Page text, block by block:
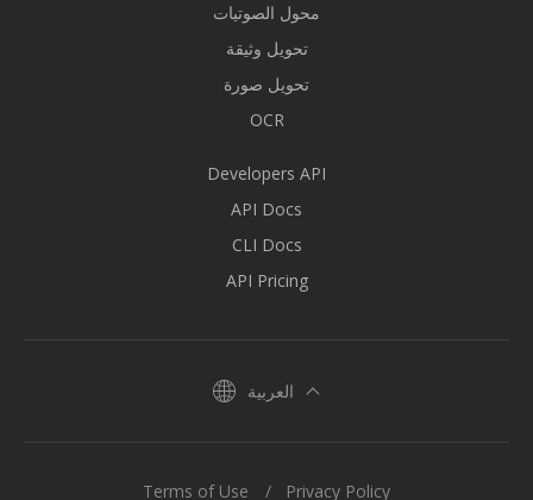
محول الصوتيات
تحويل وثيقة
تحويل صورة
OCR
Developers API
API Docs
CLI Docs
API Pricing
العربية
Terms of Use Privacy Policy